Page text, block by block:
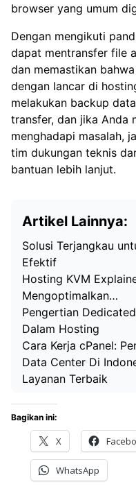
browser yang umum
Dengan mengikuti
dapat mentransfer file
dan memastikan
dengan lancar di
melakukan backup
transfer, dan jika Anda
menghadapi masalah,
tim dukungan teknis
bantuan lebih lanjut.
Artikel Lainnya:
Solusi Terjangkau
Efektif
Hosting KVM
Mengoptimalkan…
Pengertian
Dalam Hosting
Cara Kerja cPanel:
Data Center Di
Layanan Terbaik
Bagikan ini:
X
WhatsApp